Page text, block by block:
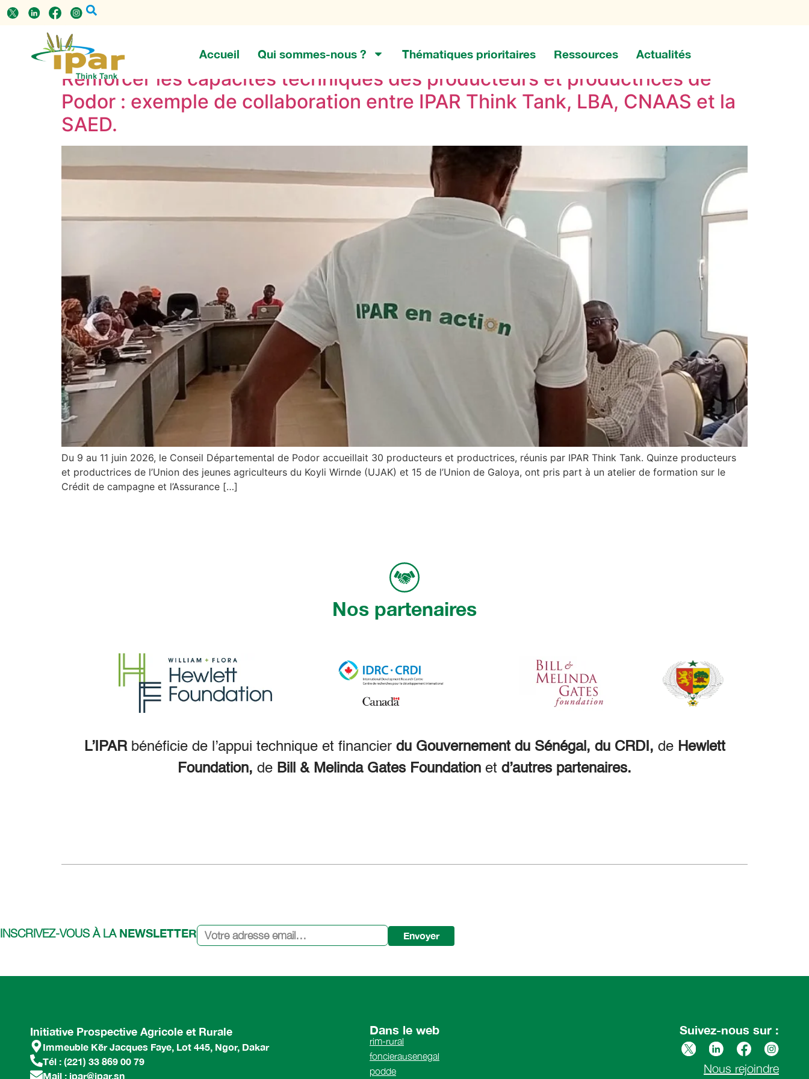
Accueil Qui sommes-nous ? Thématiques prioritaires Ressources Actualités
Étiquette : LBA
Renforcer les capacités techniques des producteurs et productrices de
Podor : exemple de collaboration entre IPAR Think Tank, LBA, CNAAS et la
SAED.
Du 9 au 11 juin 2026, le Conseil Départemental de Podor accueillait 30 producteurs et productrices, réunis par IPAR Think Tank. Quinze producteurs
et productrices de l’Union des jeunes agriculteurs du Koyli Wirnde (UJAK) et 15 de l’Union de Galoya, ont pris part à un atelier de formation sur le
Crédit de campagne et l’Assurance […]
Nos partenaires
L’IPARbénéficie de l’appui technique et financier du Gouvernement du Sénégal, du CRDI, de Hewlett
Foundation, de Bill & Melinda Gates Foundation et d’autres partenaires.
INSCRIVEZ-VOUS À LA NEWSLETTER Envoyer
Initiative Prospective Agricole et Rurale
Immeuble Kër Jacques Faye, Lot 445, Ngor, Dakar
Tél : (221) 33 869 00 79
Mail : ipar@ipar.sn
Dans le web
rim-rural
foncierausenegal
podde
Suivez-nous sur :
Nous rejoindre